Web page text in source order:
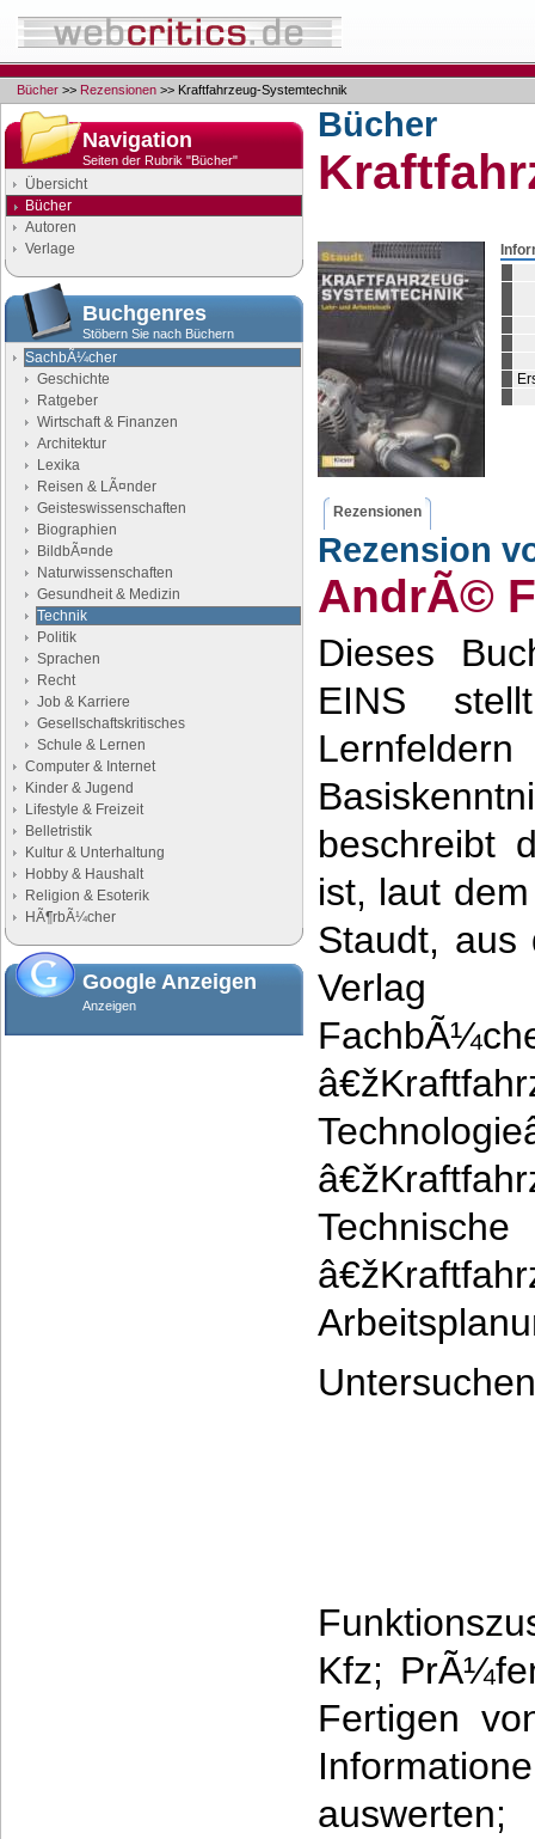
Bücher >> Rezensionen >> Kraftfahrzeug-Systemtechnik
Navigation
Seiten der Rubrik "Bücher"
Übersicht
Bücher
Autoren
Verlage
Buchgenres
Stöbern Sie nach Büchern
SachbÃ¼cher
Geschichte
Ratgeber
Wirtschaft & Finanzen
Architektur
Lexika
Reisen & LÃ¤nder
Geisteswissenschaften
Biographien
BildbÃ¤nde
Naturwissenschaften
Gesundheit & Medizin
Technik
Politik
Sprachen
Recht
Job & Karriere
Gesellschaftskritisches
Schule & Lernen
Computer & Internet
Kinder & Jugend
Lifestyle & Freizeit
Belletristik
Kultur & Unterhaltung
Hobby & Haushalt
Religion & Esoterik
HÃ¶rbÃ¼cher
Google Anzeigen
Anzeigen
Bücher
Rezensionen
Rezension
AndrÃ©
Dieses
EINS
beschreibt
ist, laut
Staudt, aus
Verlag
Kfz;
Fertigen